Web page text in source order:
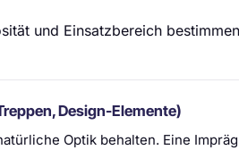
und Einsatzbereich
Design-Elemente)
Optik behalten. Eine